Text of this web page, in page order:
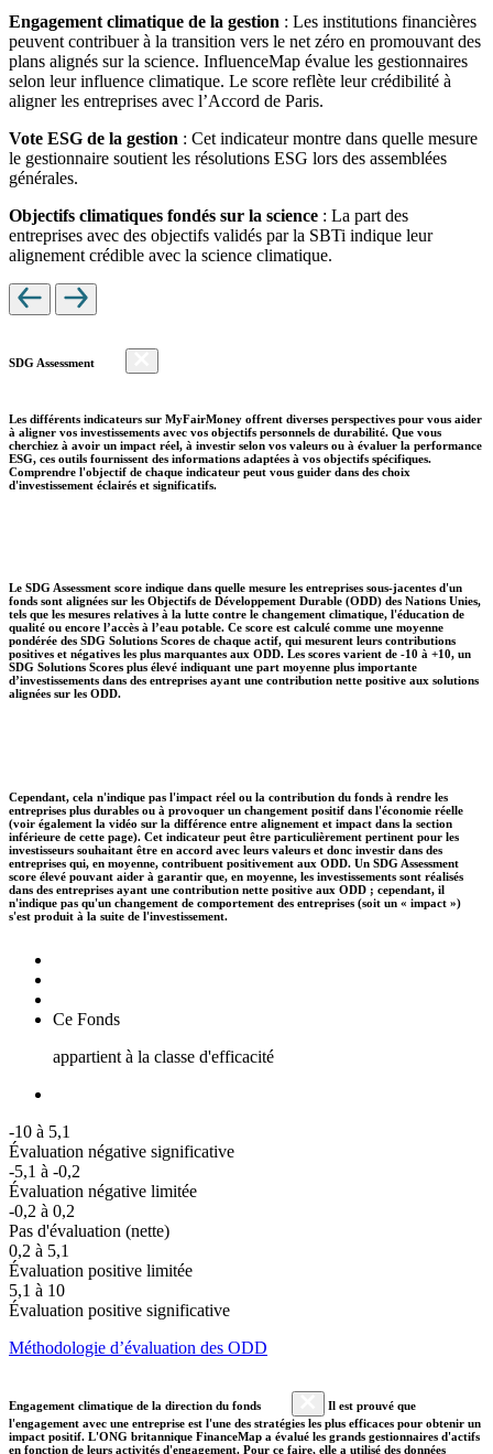
Engagement climatique de la gestion : Les institutions financières
peuvent contribuer à la transition vers le net zéro en promouvant des
plans alignés sur la science. InfluenceMap évalue les gestionnaires
selon leur influence climatique. Le score reflète leur crédibilité à
aligner les entreprises avec l’Accord de Paris.
Vote ESG de la gestion : Cet indicateur montre dans quelle mesure
le gestionnaire soutient les résolutions ESG lors des assemblées
générales.
Objectifs climatiques fondés sur la science : La part des
entreprises avec des objectifs validés par la SBTi indique leur
alignement crédible avec la science climatique.
SDG Assessment
Les différents indicateurs sur MyFairMoney offrent diverses perspectives pour vous aider
à aligner vos investissements avec vos objectifs personnels de durabilité. Que vous
cherchiez à avoir un impact réel, à investir selon vos valeurs ou à évaluer la performance
ESG, ces outils fournissent des informations adaptées à vos objectifs spécifiques.
Comprendre l'objectif de chaque indicateur peut vous guider dans des choix
d'investissement éclairés et significatifs.
Le SDG Assessment score indique dans quelle mesure les entreprises sous-jacentes d'un
fonds sont alignées sur les Objectifs de Développement Durable (ODD) des Nations Unies,
tels que les mesures relatives à la lutte contre le changement climatique, l'éducation de
qualité ou encore l’accès à l’eau potable. Ce score est calculé comme une moyenne
pondérée des SDG Solutions Scores de chaque actif, qui mesurent leurs contributions
positives et négatives les plus marquantes aux ODD. Les scores varient de -10 à +10, un
SDG Solutions Scores plus élevé indiquant une part moyenne plus importante
d’investissements dans des entreprises ayant une contribution nette positive aux solutions
alignées sur les ODD.
Cependant, cela n'indique pas l'impact réel ou la contribution du fonds à rendre les
entreprises plus durables ou à provoquer un changement positif dans l'économie réelle
(voir également la vidéo sur la différence entre alignement et impact dans la section
inférieure de cette page). Cet indicateur peut être particulièrement pertinent pour les
investisseurs souhaitant être en accord avec leurs valeurs et donc investir dans des
entreprises qui, en moyenne, contribuent positivement aux ODD. Un SDG Assessment
score élevé pouvant aider à garantir que, en moyenne, les investissements sont réalisés
dans des entreprises ayant une contribution nette positive aux ODD ; cependant, il
n'indique pas qu'un changement de comportement des entreprises (soit un « impact »)
s'est produit à la suite de l'investissement.
Ce Fonds
appartient à la classe d'efficacité
-10 à 5,1
Évaluation négative significative
-5,1 à -0,2
Évaluation négative limitée
-0,2 à 0,2
Pas d'évaluation (nette)
0,2 à 5,1
Évaluation positive limitée
5,1 à 10
Évaluation positive significative
Méthodologie d’évaluation des ODD
Engagement climatique de la direction du fonds
Il est prouvé que
l'engagement avec une entreprise est l'une des stratégies les plus efficaces pour obtenir un
impact positif. L'ONG britannique FinanceMap a évalué les grands gestionnaires d'actifs
en fonction de leurs activités d'engagement. Pour ce faire, elle a utilisé des données